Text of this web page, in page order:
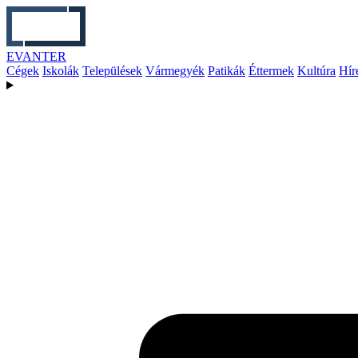
EVANTER
Cégek Iskolák Települések Vármegyék Patikák Éttermek Kultúra